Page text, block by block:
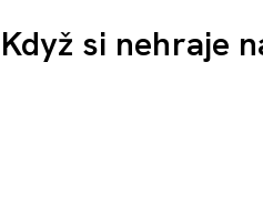
si nehraje